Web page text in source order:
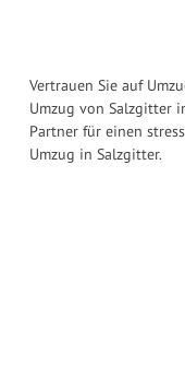
Vertrauen Sie auf
Umzug von Salzgitter
Partner für einen
Umzug in Salzgitter.